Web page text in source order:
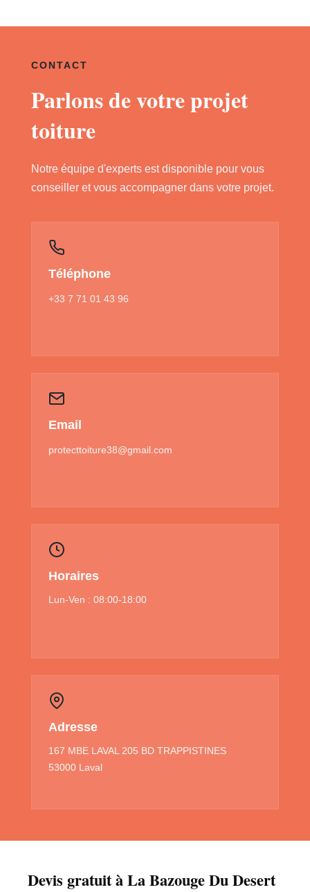
CONTACT
Parlons de votre projet
toiture
Notre équipe d'experts est disponible pour vous
conseiller et vous accompagner dans votre projet.
Téléphone
+33 7 71 01 43 96
Email
protecttoiture38@gmail.com
Horaires
Lun-Ven : 08:00-18:00
Adresse
167 MBE LAVAL 205 BD TRAPPISTINES
53000 Laval
Devis gratuit à La Bazouge Du Desert